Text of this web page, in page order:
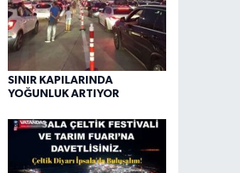
SINIR KAPILARINDA
YOĞUNLUK ARTIYOR